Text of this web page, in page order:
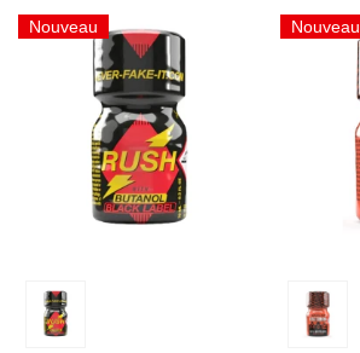
Nouveau Nouveau